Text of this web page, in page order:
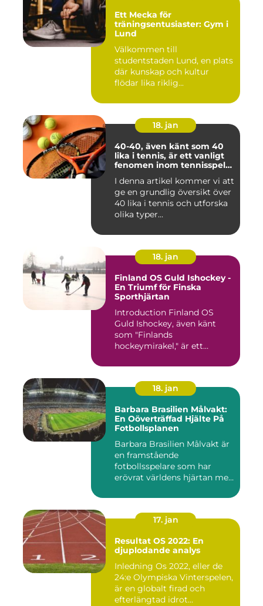
Ett Mecka för
träningsentusiaster: Gym i
Lund
Välkommen till
studentstaden Lund, en plats
där kunskap och kultur
flödar lika riklig...
18. jan
40-40, även känt som 40
lika i tennis, är ett vanligt
fenomen inom tennisspelet
spännande och
frustrerande för spelare
och fans
I denna artikel kommer vi att
ge en grundlig översikt över
40 lika i tennis och utforska
olika typer...
18. jan
Finland OS Guld Ishockey -
En Triumf för Finska
Sporthjärtan
Introduction Finland OS
Guld Ishockey, även känt
som "Finlands
hockeymirakel," är ett
18. jan
Barbara Brasilien Målvakt:
En Oöverträffad Hjälte På
Fotbollsplanen
Barbara Brasilien Målvakt är
en framstående
fotbollsspelare som har
erövrat världens hjärtan med
17. jan
Resultat OS 2022: En
djuplodande analys
Inledning Os 2022, eller de
24:e Olympiska Vinterspelen,
är en globalt firad och
efterlängtad idrot...